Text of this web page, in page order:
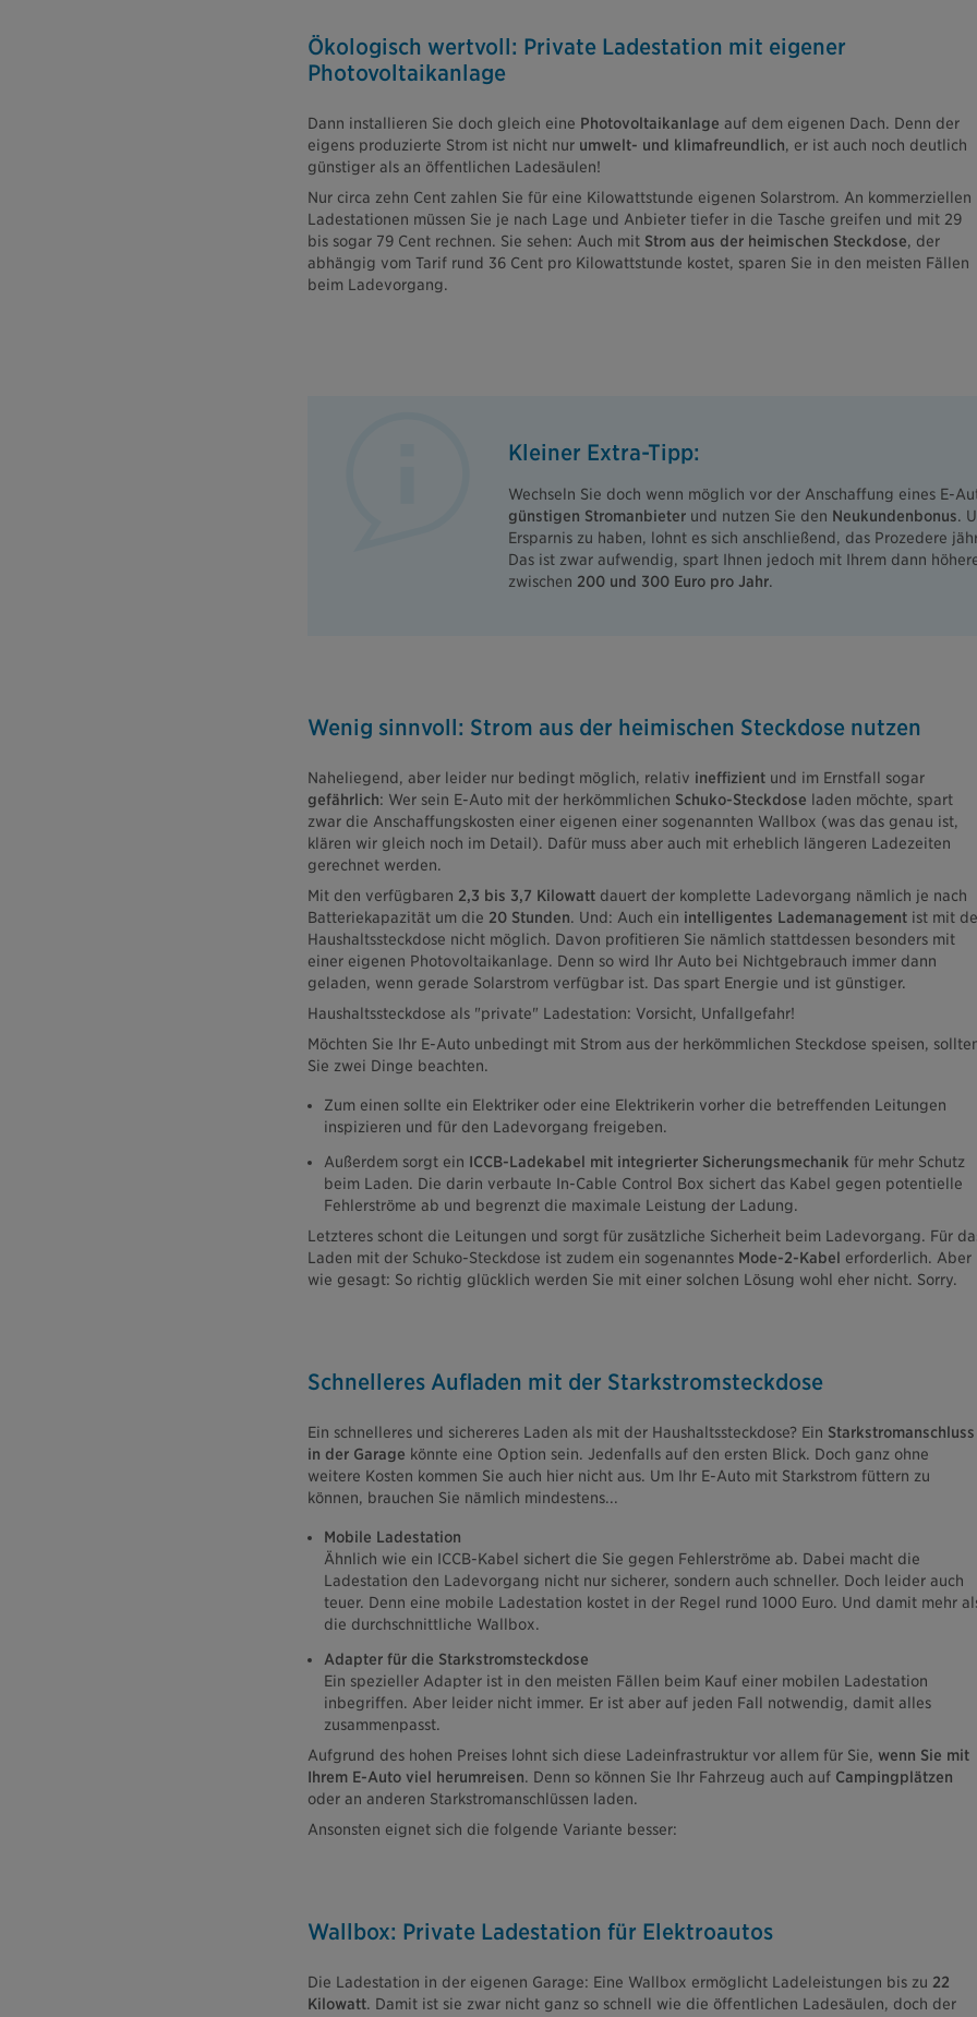
Ökologisch wertvoll: Private Ladestation mit eigener
Photovoltaikanlage
Dann installieren Sie doch gleich eine Photovoltaikanlage auf dem eigenen Dach. Denn der
eigens produzierte Strom ist nicht nur umwelt- und klimafreundlich, er ist auch noch deutlich
günstiger als an öffentlichen Ladesäulen!
Nur circa zehn Cent zahlen Sie für eine Kilowattstunde eigenen Solarstrom. An kommerziellen
Ladestationen müssen Sie je nach Lage und Anbieter tiefer in die Tasche greifen und mit 29
bis sogar 79 Cent rechnen. Sie sehen: Auch mit Strom aus der heimischen Steckdose, der
abhängig vom Tarif rund 36 Cent pro Kilowattstunde kostet, sparen Sie in den meisten Fällen
beim Ladevorgang.
Kleiner Extra-Tipp:
Wechseln Sie doch wenn möglich vor der Anschaffung eines E-
günstigen Stromanbieterund nutzen Sie den Neukundenbonus.
Ersparnis zu haben, lohnt es sich anschließend, das Prozedere
Das ist zwar aufwendig, spart Ihnen jedoch mit Ihrem dann
zwischen 200 und 300 Euro pro Jahr.
Wenig sinnvoll: Strom aus der heimischen Steckdose nutzen
Naheliegend, aber leider nur bedingt möglich, relativ ineffizientund im Ernstfall sogar
gefährlich: Wer sein E-Auto mit der herkömmlichen Schuko-Steckdose laden möchte, spart
zwar die Anschaffungskosten einer eigenen einer sogenannten Wallbox (was das genau ist,
klären wir gleich noch im Detail). Dafür muss aber auch mit erheblich längeren Ladezeiten
gerechnet werden.
Mit den verfügbaren 2,3 bis 3,7 Kilowattdauert der komplette Ladevorgang nämlich je nach
Batteriekapazität um die 20 Stunden. Und: Auch ein intelligentes Lademanagementist mit
Haushaltssteckdose nicht möglich. Davon profitieren Sie nämlich stattdessen besonders mit
einer eigenen Photovoltaikanlage. Denn so wird Ihr Auto bei Nichtgebrauch immer dann
geladen, wenn gerade Solarstrom verfügbar ist. Das spart Energie und ist günstiger.
Haushaltssteckdose als "private" Ladestation: Vorsicht, Unfallgefahr!
Möchten Sie Ihr E-Auto unbedingt mit Strom aus der herkömmlichen Steckdose speisen,
Sie zwei Dinge beachten.
Zum einen sollte ein Elektriker oder eine Elektrikerin vorher die betreffenden Leitungen
inspizieren und für den Ladevorgang freigeben.
Außerdem sorgt ein ICCB-Ladekabel mit integrierter Sicherungsmechanik für mehr Schutz
beim Laden. Die darin verbaute In-Cable Control Box sichert das Kabel gegen potentielle
Fehlerströme ab und begrenzt die maximale Leistung der Ladung.
Letzteres schont die Leitungen und sorgt für zusätzliche Sicherheit beim Ladevorgang. Für
Laden mit der Schuko-Steckdose ist zudem ein sogenanntes Mode-2-Kabel erforderlich. Aber
wie gesagt: So richtig glücklich werden Sie mit einer solchen Lösung wohl eher nicht. Sorry.
Schnelleres Aufladen mit der Starkstromsteckdose
Ein schnelleres und sichereres Laden als mit der Haushaltssteckdose? Ein Starkstromanschluss
in der Garage könnte eine Option sein. Jedenfalls auf den ersten Blick. Doch ganz ohne
weitere Kosten kommen Sie auch hier nicht aus. Um Ihr E-Auto mit Starkstrom füttern zu
können, brauchen Sie nämlich mindestens...
Mobile Ladestation
Ähnlich wie ein ICCB-Kabel sichert die Sie gegen Fehlerströme ab. Dabei macht die
Ladestation den Ladevorgang nicht nur sicherer, sondern auch schneller. Doch leider auch
teuer. Denn eine mobile Ladestation kostet in der Regel rund 1000 Euro. Und damit mehr
die durchschnittliche Wallbox.
Adapter für die Starkstromsteckdose
Ein spezieller Adapter ist in den meisten Fällen beim Kauf einer mobilen Ladestation
inbegriffen. Aber leider nicht immer. Er ist aber auf jeden Fall notwendig, damit alles
zusammenpasst.
Aufgrund des hohen Preises lohnt sich diese Ladeinfrastruktur vor allem für Sie, wenn Sie mit
Ihrem E-Auto viel herumreisen. Denn so können Sie Ihr Fahrzeug auch auf Campingplätzen
oder an anderen Starkstromanschlüssen laden.
Ansonsten eignet sich die folgende Variante besser:
Wallbox: Private Ladestation für Elektroautos
Die Ladestation in der eigenen Garage: Eine Wallbox ermöglicht Ladeleistungen bis zu 22
Kilowatt. Damit ist sie zwar nicht ganz so schnell wie die öffentlichen Ladesäulen, doch der